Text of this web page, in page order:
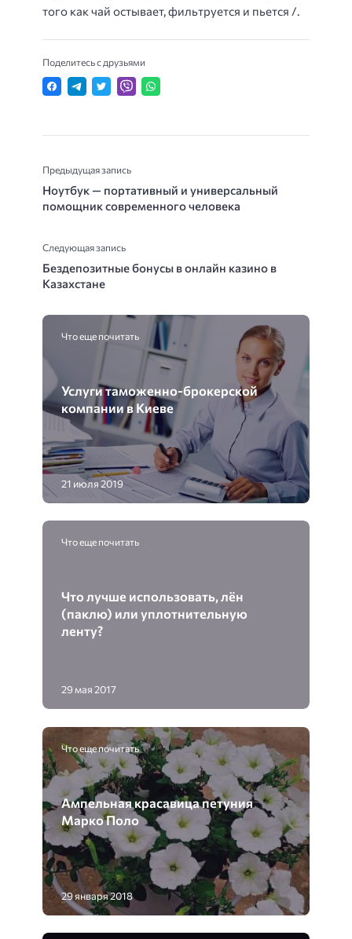
того как чай остывает, фильтруется и пьется /.
Поделитесь с друзьями
Предыдущая запись
Ноутбук — портативный и универсальный
помощник современного человека
Следующая запись
Бездепозитные бонусы в онлайн казино в
Казахстане
Что еще почитать
Услуги таможенно-брокерской
компании в Киеве
21 июля 2019
Что еще почитать
Что лучше использовать, лён
(паклю) или уплотнительную
ленту?
29 мая 2017
Что еще почитать
Ампельная красавица петуния
Марко Поло
29 января 2018